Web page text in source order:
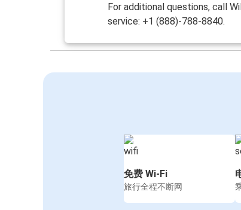
For additional questions, call
service: +1 (888)-788-8840.
免费 Wi-Fi
旅行全程不断网